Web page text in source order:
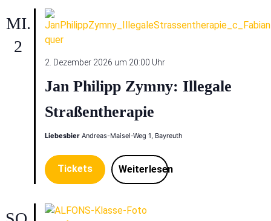
MI.
2
2. Dezember 2026 um 20:00 Uhr
Jan Philipp Zymny: Illegale
Straßentherapie
Liebesbier Andreas-Maisel-Weg 1, Bayreuth
Tickets Weiterlesen